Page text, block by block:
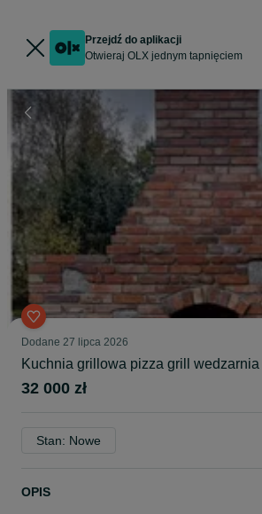
Przejdź do aplikacji
Otwieraj OLX jednym tapnięciem
Dodane 27 lipca 2026
Kuchnia grillowa pizza grill wedzarnia
32 000 zł
Stan: Nowe
OPIS